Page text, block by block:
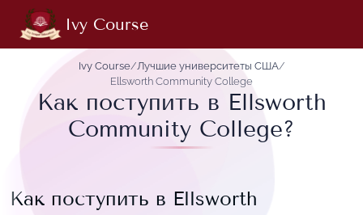
Ivy Course
Ivy Course/Лучшие университеты США/
Ellsworth Community College
Как поступить в Ellsworth
Community College?
Как поступить в Ellsworth